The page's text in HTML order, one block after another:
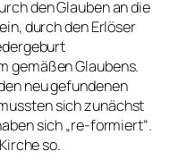
den Glauben an die
durch den Erlöser
gemäßen Glaubens.
neu gefundenen
sich zunächst
sich „re-formiert“.
so.